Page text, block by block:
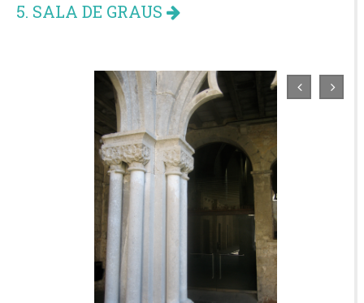
5. SALA DE GRAUS